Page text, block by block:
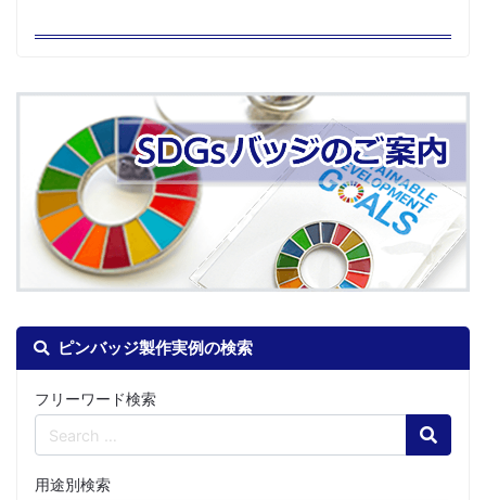
ピンバッジ製作実例の検索
フリーワード検索
Search
用途別検索